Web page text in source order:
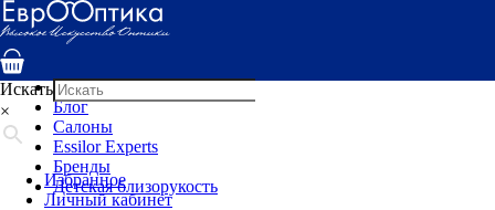
Услуги
Специалисты
Детская оптика
Блог
Салоны
Essilor Experts
Бренды
Детская близорукость
Искать
×
Избранное
Личный кабинет